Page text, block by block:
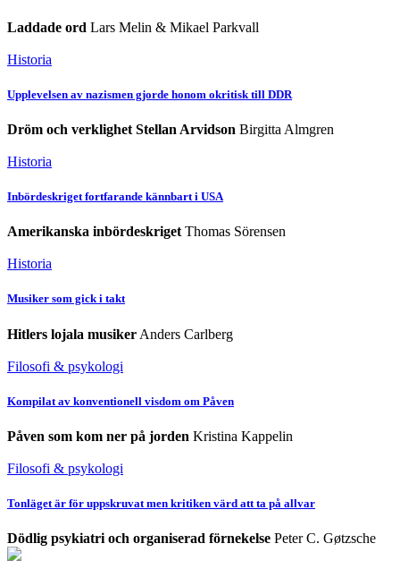
Laddade ord Lars Melin & Mikael Parkvall
Historia
Upplevelsen av nazismen gjorde honom okritisk till DDR
Dröm och verklighet Stellan Arvidson Birgitta Almgren
Historia
Inbördeskriget fortfarande kännbart i USA
Amerikanska inbördeskriget Thomas Sörensen
Historia
Musiker som gick i takt
Hitlers lojala musiker Anders Carlberg
Filosofi & psykologi
Kompilat av konventionell visdom om Påven
Påven som kom ner på jorden Kristina Kappelin
Filosofi & psykologi
Tonläget är för uppskruvat men kritiken värd att ta på allvar
Dödlig psykiatri och organiserad förnekelse Peter C. Gøtzsche